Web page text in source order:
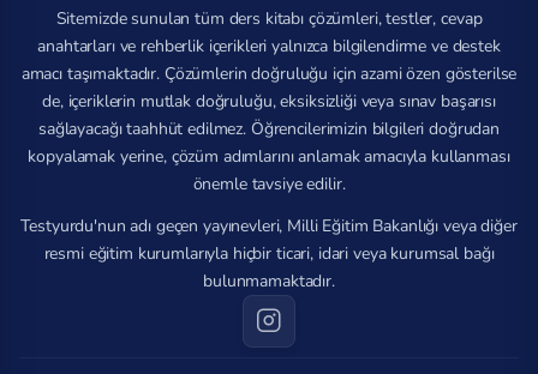
Sitemizde sunulan tüm ders kitabı çözümleri, testler, cevap
anahtarları ve rehberlik içerikleri yalnızca bilgilendirme ve destek
amacı taşımaktadır. Çözümlerin doğruluğu için azami özen gösterilse
de, içeriklerin mutlak doğruluğu, eksiksizliği veya sınav başarısı
sağlayacağı taahhüt edilmez. Öğrencilerimizin bilgileri doğrudan
kopyalamak yerine, çözüm adımlarını anlamak amacıyla kullanması
önemle tavsiye edilir.
Testyurdu'nun adı geçen yayınevleri, Milli Eğitim Bakanlığı veya diğer
resmi eğitim kurumlarıyla hiçbir ticari, idari veya kurumsal bağı
bulunmamaktadır.